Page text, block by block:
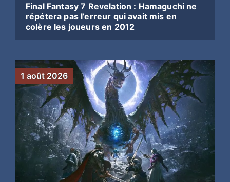
Final Fantasy 7 Revelation : Hamaguchi ne
répétera pas l’erreur qui avait mis en
colère les joueurs en 2012
1 août 2026